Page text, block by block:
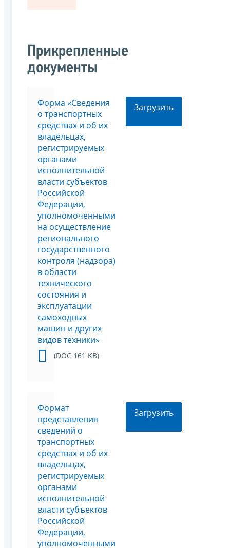
Прикрепленные
документы
Форма «Сведения
о транспортных
средствах и об их
владельцах,
регистрируемых
органами
исполнительной
власти субъектов
Российской
Федерации,
уполномоченными
на осуществление
регионального
государственного
контроля (надзора)
в области
технического
состояния и
эксплуатации
самоходных
машин и других
видов техники»
(DOC 161 KB)
Загрузить
Формат
представления
сведений о
транспортных
средствах и об их
владельцах,
регистрируемых
органами
исполнительной
власти субъектов
Российской
Федерации,
уполномоченными
Загрузить